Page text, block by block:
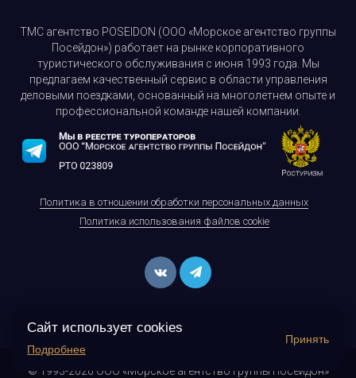
ТМС агентство POSEIDON (ООО «Морское агентство группы
Посейдон») работает на рынке корпоративного
туристического обслуживания с июня 1993 года. Мы
предлагаем качественный сервис в области управления
деловыми поездками, основанный на многолетнем опыте и
профессиональной команде нашей компании.
Политика в отношении обработки персональных данных
Политика использования файлов cookie
© 1993-2026 ООО «Морское агентство группы Посейдон»
Сайт использует cookies
Подробнее
Принять